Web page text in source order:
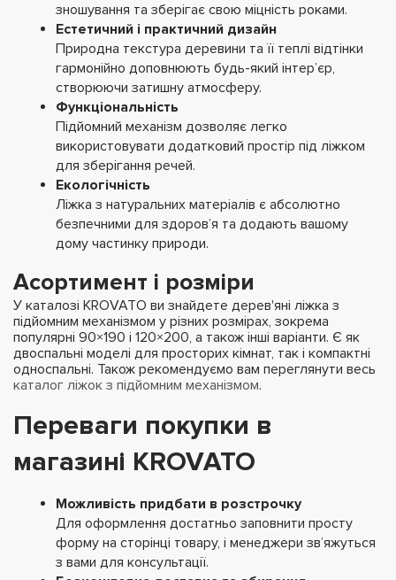
зношування та зберігає свою міцність роками.
Естетичний і практичний дизайн
Природна текстура деревини та її теплі відтінки
гармонійно доповнюють будь-який інтер’єр,
створюючи затишну атмосферу.
Функціональність
Підйомний механізм дозволяє легко
використовувати додатковий простір під ліжком
для зберігання речей.
Екологічність
Ліжка з натуральних матеріалів є абсолютно
безпечними для здоров’я та додають вашому
дому частинку природи.
Асортимент і розміри
У каталозі KROVATO ви знайдете дерев'яні ліжка з
підйомним механізмом у різних розмірах, зокрема
популярні 90×190 і 120×200, а також інші варіанти. Є як
двоспальні моделі для просторих кімнат, так і компактні
односпальні. Також рекомендуємо вам переглянути весь
каталог ліжок з підйомним механізмом.
Переваги покупки в
магазині KROVATO
Можливість придбати в розстрочку
Для оформлення достатньо заповнити просту
форму на сторінці товару, і менеджери зв’яжуться
з вами для консультації.